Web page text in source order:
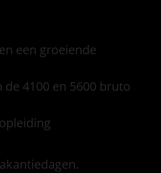
een groeiende
4100 en 5600 bruto